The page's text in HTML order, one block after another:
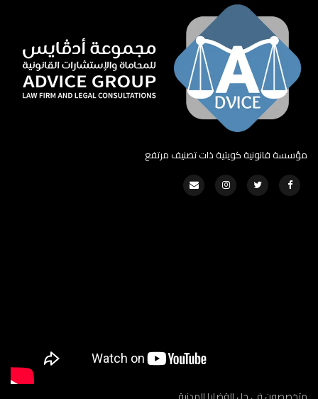
مؤسسة قانونية كويتية ذات تصنيف مرتفع